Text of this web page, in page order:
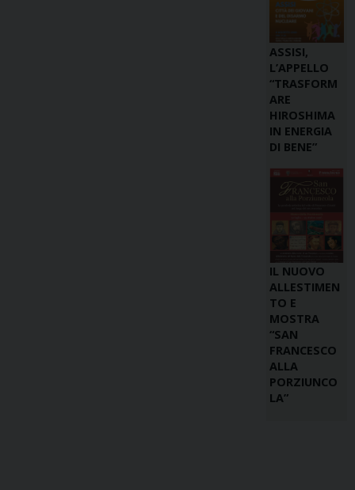
ASSISI,
L’APPELLO
“TRASFORM
ARE
HIROSHIMA
IN ENERGIA
DI BENE”
IL NUOVO
ALLESTIMEN
TO E
MOSTRA
“SAN
FRANCESCO
ALLA
PORZIUNCO
LA”